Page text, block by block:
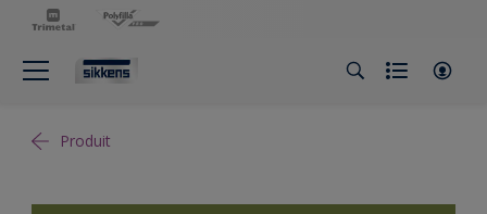
Produit